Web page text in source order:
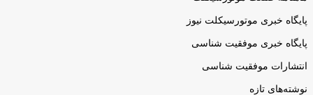
پایگاه خبری موتورسیکلت نیوز
پایگاه خبری موفقیت شناسی
انتشارات موفقیت شناسی
نوشته‌های تازه